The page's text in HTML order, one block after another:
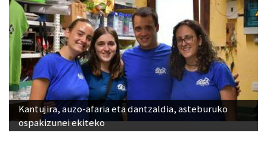
Kantujira, auzo-afaria eta dantzaldia, asteburuko
ospakizunei ekiteko